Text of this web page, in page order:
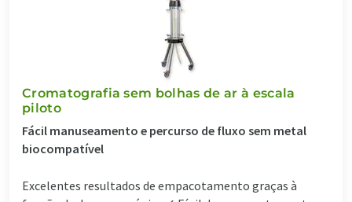
Cromatografia sem bolhas de ar à escala
piloto
Fácil manuseamento e percurso de fluxo sem metal
biocompatível
Excelentes resultados de empacotamento graças à